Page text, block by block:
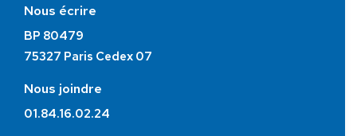
Nous écrire
BP 80479
75327 Paris Cedex 07
Nous joindre
01.84.16.02.24